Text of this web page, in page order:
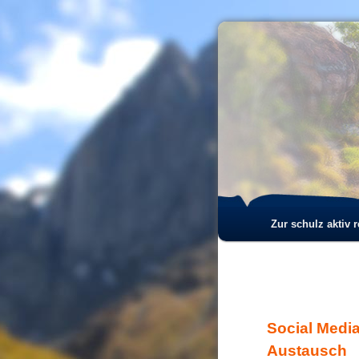
Zum
Zum
wechseln
Zur schulz aktiv
Social
Austausch